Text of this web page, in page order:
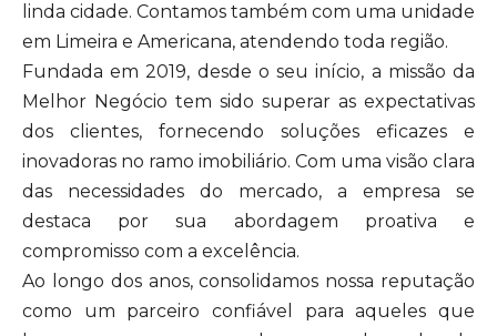
linda cidade. Contamos também com uma unidade
em Limeira e Americana, atendendo toda região.
Fundada em 2019, desde o seu início, a missão da
Melhor Negócio tem sido superar as expectativas
dos clientes, fornecendo soluções eficazes e
inovadoras no ramo imobiliário. Com uma visão clara
das necessidades do mercado, a empresa se
destaca por sua abordagem proativa e
compromisso com a excelência.
Ao longo dos anos, consolidamos nossa reputação
como um parceiro confiável para aqueles que